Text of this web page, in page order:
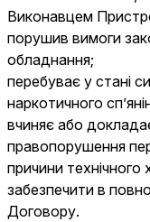
Виконавцем
порушив вимоги
обладнання;
перебуває у стані
наркотичного
вчиняє або
правопорушення
причини технічного
забезпечити в
Договору.